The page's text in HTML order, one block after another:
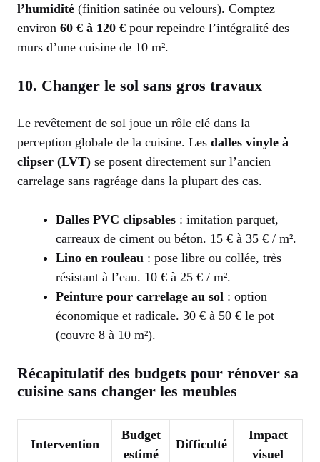
l’humidité (finition satinée ou velours). Comptez
environ 60 € à 120 € pour repeindre l’intégralité des
murs d’une cuisine de 10 m².
10. Changer le sol sans gros travaux
Le revêtement de sol joue un rôle clé dans la
perception globale de la cuisine. Les dalles vinyle à
clipser (LVT) se posent directement sur l’ancien
carrelage sans ragréage dans la plupart des cas.
Dalles PVC clipsables : imitation parquet,
carreaux de ciment ou béton. 15 € à 35 € / m².
Lino en rouleau : pose libre ou collée, très
résistant à l’eau. 10 € à 25 € / m².
Peinture pour carrelage au sol : option
économique et radicale. 30 € à 50 € le pot
(couvre 8 à 10 m²).
Récapitulatif des budgets pour rénover sa
cuisine sans changer les meubles
Intervention
Budget
estimé
Difficulté
Impact
visuel